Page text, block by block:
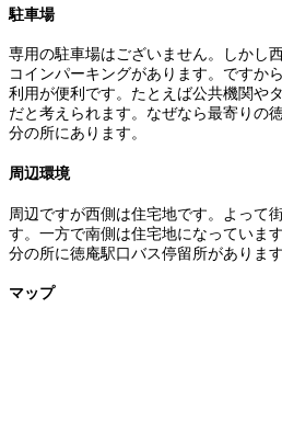
駐車場
専用の駐車場はございません。しかし
コインパーキングがあります。ですか
利用が便利です。たとえば公共機関や
だと考えられます。なぜなら最寄りの
分の所にあります。
周辺環境
周辺ですが西側は住宅地です。よって
す。一方で南側は住宅地になっていま
分の所に徳庵駅口バス停留所があります
マップ